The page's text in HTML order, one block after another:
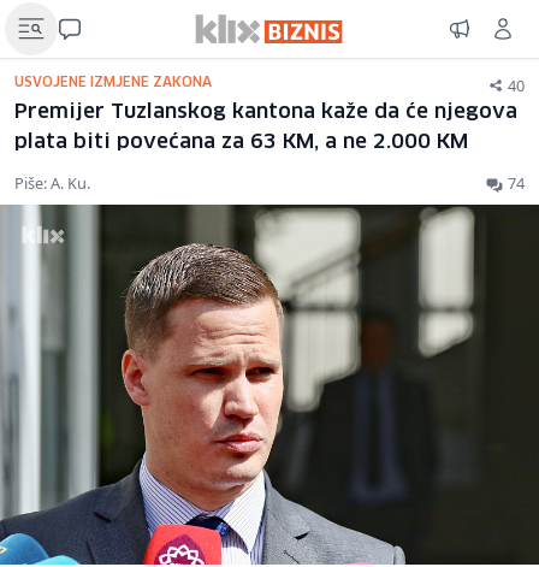
USVOJENE IZMJENE ZAKONA 40
Premijer Tuzlanskog kantona kaže da će njegova
plata biti povećana za 63 KM, a ne 2.000 KM
Piše: A. Ku. 74